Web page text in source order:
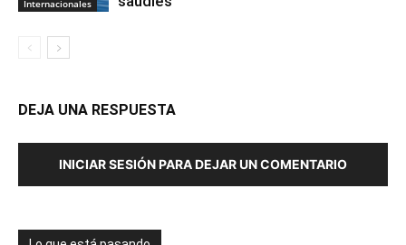
Internacionales
DEJA UNA RESPUESTA
INICIAR SESIÓN PARA DEJAR UN COMENTARIO